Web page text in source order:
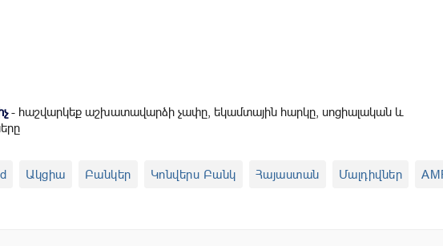
- հաշվարկեք աշխատավարձի չափը, եկամտային հարկը, սոցիալական և
Ակցիա Բանկեր Կոնվերս Բանկ Հայաստան Մալդիվներ